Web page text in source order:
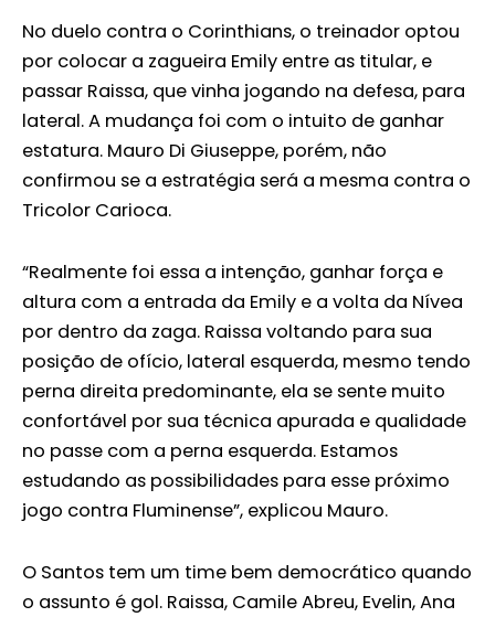
No duelo contra o Corinthians, o treinador optou
por colocar a zagueira Emily entre as titular, e
passar Raissa, que vinha jogando na defesa, para
lateral. A mudança foi com o intuito de ganhar
estatura. Mauro Di Giuseppe, porém, não
confirmou se a estratégia será a mesma contra o
Tricolor Carioca.
“Realmente foi essa a intenção, ganhar força e
altura com a entrada da Emily e a volta da Nívea
por dentro da zaga. Raissa voltando para sua
posição de ofício, lateral esquerda, mesmo tendo
perna direita predominante, ela se sente muito
confortável por sua técnica apurada e qualidade
no passe com a perna esquerda. Estamos
estudando as possibilidades para esse próximo
jogo contra Fluminense”, explicou Mauro.
O Santos tem um time bem democrático quando
o assunto é gol. Raissa, Camile Abreu, Evelin, Ana